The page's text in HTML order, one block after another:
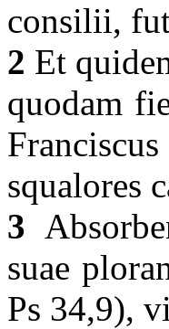
consilii,
2 Et
quodam
squalores
3
suae
Ps 34,9),